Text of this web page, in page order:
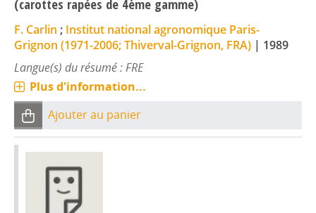
(carottes rapées de 4ème gamme)
F. Carlin ; Institut national agronomique Paris-
Grignon (1971-2006; Thiverval-Grignon, FRA) | 1989
Langue(s) du résumé : FRE
Plus d'information...
Ajouter au panier